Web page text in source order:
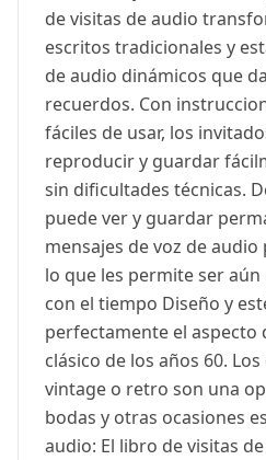
de visitas de audio
escritos tradicionales y
de audio dinámicos que
recuerdos. Con
fáciles de usar, los
reproducir y guardar
sin dificultades técnicas.
puede ver y guardar
mensajes de voz de
lo que les permite ser
con el tiempo Diseño y
perfectamente el
clásico de los años 60.
vintage o retro son una
bodas y otras ocasiones
audio: El libro de visitas